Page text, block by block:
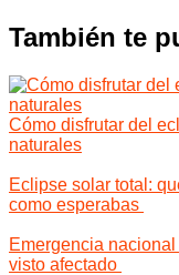
También te
Cómo disfrutar del
naturales
Eclipse solar total:
como esperabas
Emergencia
visto afectado